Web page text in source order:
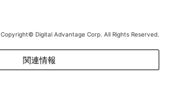
Copyright© Digital Advantage Corp. All Rights Reserved.
関連情報